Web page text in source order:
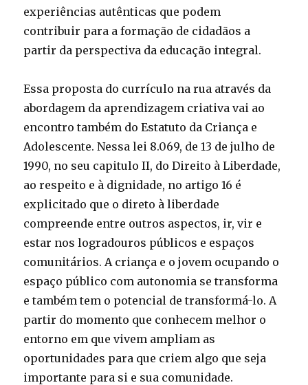
experiências autênticas que podem
contribuir para a formação de cidadãos a
partir da perspectiva da educação integral.
Essa proposta do currículo na rua através da
abordagem da aprendizagem criativa vai ao
encontro também do Estatuto da Criança e
Adolescente. Nessa lei 8.069, de 13 de julho de
1990, no seu capitulo II, do Direito à Liberdade,
ao respeito e à dignidade, no artigo 16 é
explicitado que o direto à liberdade
compreende entre outros aspectos, ir, vir e
estar nos logradouros públicos e espaços
comunitários. A criança e o jovem ocupando o
espaço público com autonomia se transforma
e também tem o potencial de transformá-­lo. A
partir do momento que conhecem melhor o
entorno em que vivem ampliam as
oportunidades para que criem algo que seja
importante para si e sua comunidade.